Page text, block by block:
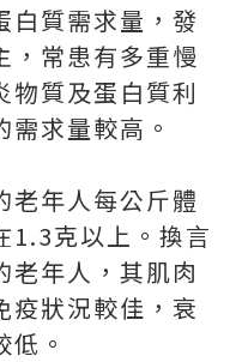
白質需求量，發
，常患有多重慢
物質及蛋白質利
求量較高。
老年人每公斤體
1.3克以上。換言
老年人，其肌肉
疫狀況較佳，衰
。